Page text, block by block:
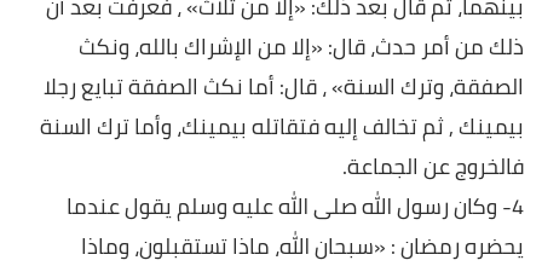
ذلك من أمر حدث، قال: «إلا من الإشراك بالله، ونكث
الصفقة، وترك السنة» ، قال: أما نكث الصفقة تبايع رجلا
بيمينك , ثم تخالف إليه فتقاتله بيمينك، وأما ترك السنة
فالخروج عن الجماعة.
4- وكان رسول الله صلى الله عليه وسلم يقول عندما
يحضره رمضان : «سبحان الله، ماذا تستقبلون، وماذا